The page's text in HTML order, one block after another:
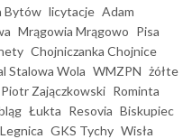
Bytów licytacje Adam
Mrągowia Mrągowo Pisa
Chojniczanka Chojnice
Stalowa Wola WMZPN żółte
Piotr Zajączkowski Rominta
Łukta Resovia Biskupiec
GKS Tychy Wisła